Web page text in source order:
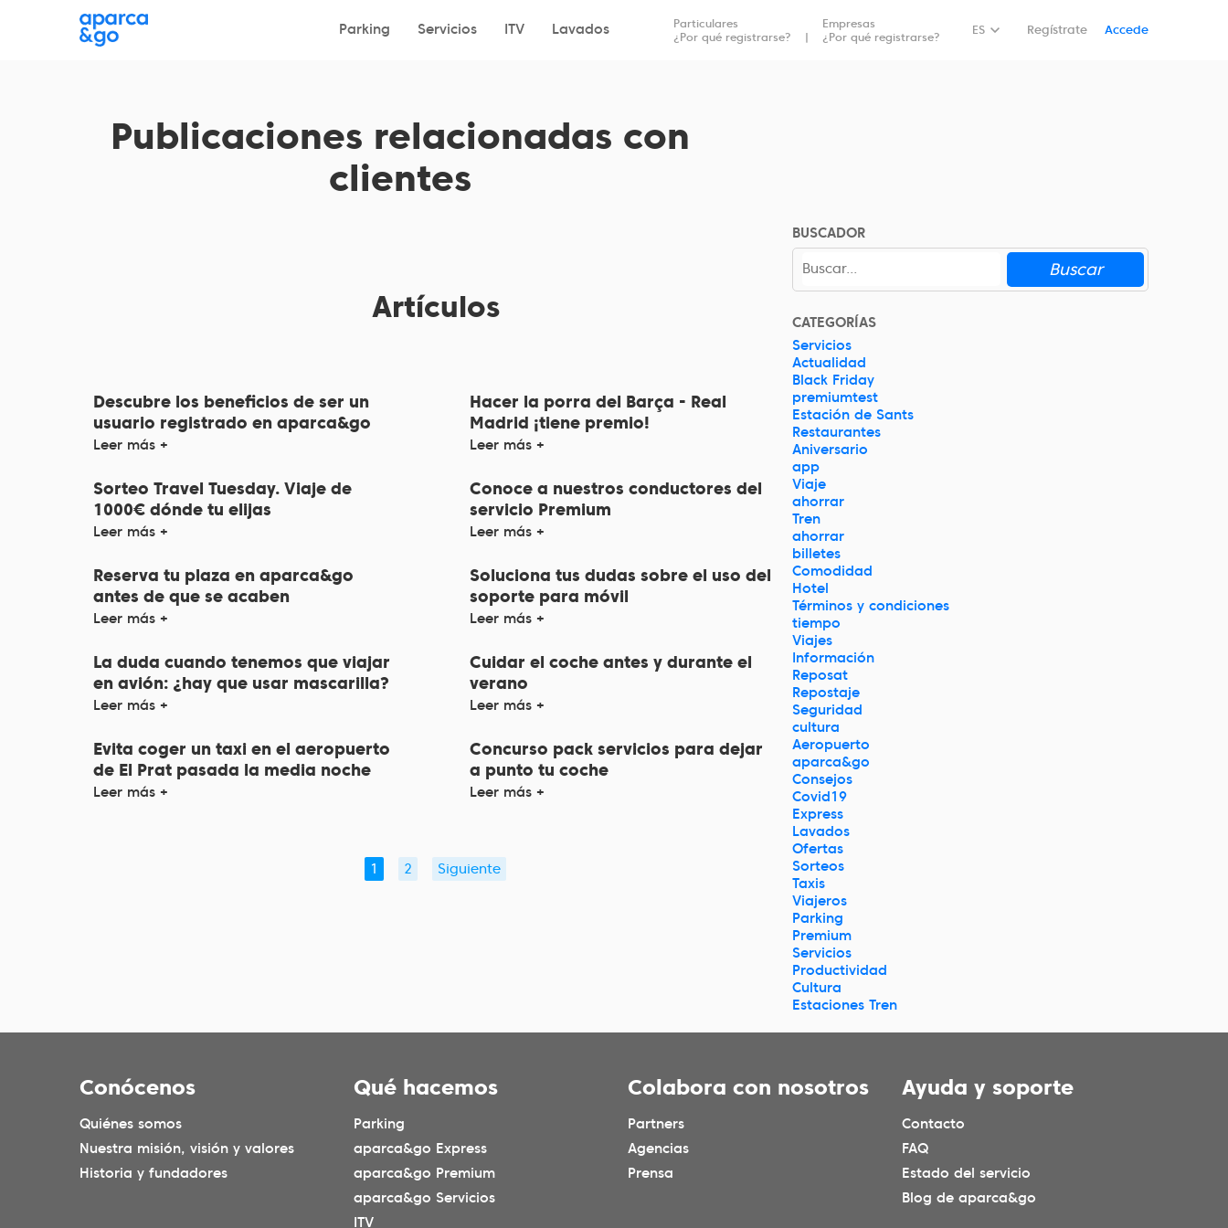
Parking Servicios ITV Lavados
Particulares
¿Por qué registrarse?
Empresas
¿Por qué registrarse?
ES Regístrate Accede
¿Dónde?
Parking Reservar
Publicaciones relacionadas con
clientes
Artículos
Descubre los beneficios de ser un
usuario registrado en aparca&go
Leer más +
Hacer la porra del Barça - Real
Madrid ¡tiene premio!
Leer más +
Sorteo Travel Tuesday. Viaje de
1000€ dónde tu elijas
Leer más +
Conoce a nuestros conductores del
servicio Premium
Leer más +
Reserva tu plaza en aparca&go
antes de que se acaben
Leer más +
Soluciona tus dudas sobre el uso del
soporte para móvil
Leer más +
La duda cuando tenemos que viajar
en avión: ¿hay que usar mascarilla?
Leer más +
Cuidar el coche antes y durante el
verano
Leer más +
Evita coger un taxi en el aeropuerto
de El Prat pasada la media noche
Leer más +
Concurso pack servicios para dejar
a punto tu coche
Leer más +
1 2 Siguiente
BUSCADOR
Buscar
CATEGORÍAS
Servicios
Actualidad
Black Friday
premiumtest
Estación de Sants
Restaurantes
Aniversario
app
Viaje
ahorrar
Tren
ahorrar
billetes
Comodidad
Hotel
Términos y condiciones
tiempo
Viajes
Información
Reposat
Repostaje
Seguridad
cultura
Aeropuerto
aparca&go
Consejos
Covid19
Express
Lavados
Ofertas
Sorteos
Taxis
Viajeros
Parking
Premium
Servicios
Productividad
Cultura
Estaciones Tren
Conócenos
Quiénes somos
Nuestra misión, visión y valores
Historia y fundadores
Qué hacemos
Parking
aparca&go Express
aparca&go Premium
aparca&go Servicios
ITV
Colabora con nosotros
Partners
Agencias
Prensa
Ayuda y soporte
Contacto
FAQ
Estado del servicio
Blog de aparca&go